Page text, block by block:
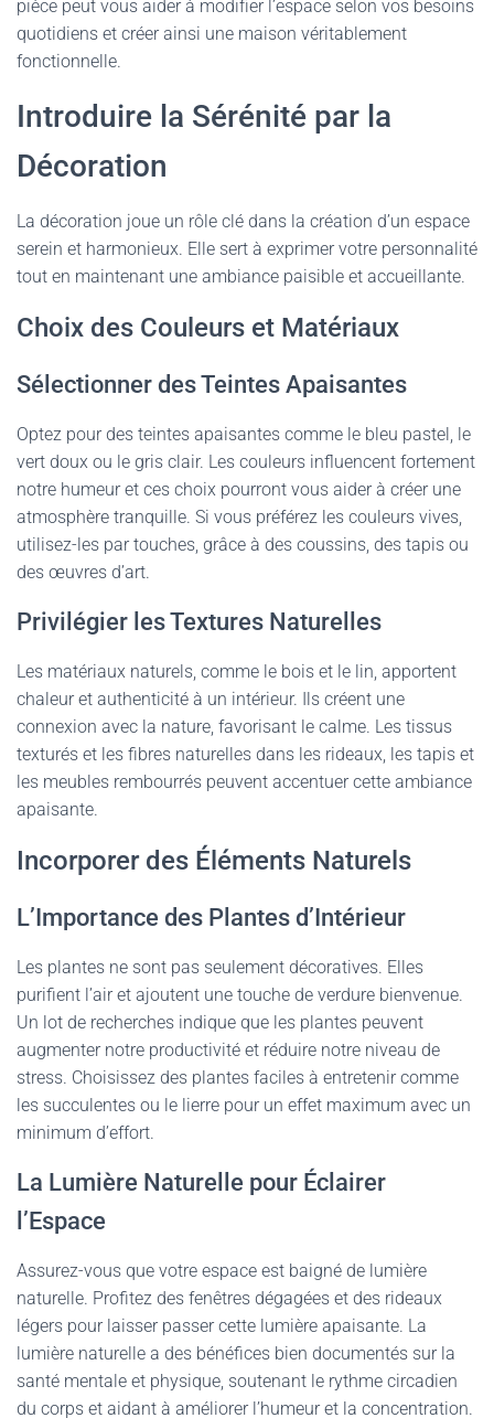
pièce peut vous aider à modifier l’espace selon vos besoins
quotidiens et créer ainsi une maison véritablement
fonctionnelle.
Introduire la Sérénité par la
Décoration
La décoration joue un rôle clé dans la création d’un espace
serein et harmonieux. Elle sert à exprimer votre personnalité
tout en maintenant une ambiance paisible et accueillante.
Choix des Couleurs et Matériaux
Sélectionner des Teintes Apaisantes
Optez pour des teintes apaisantes comme le bleu pastel, le
vert doux ou le gris clair. Les couleurs influencent fortement
notre humeur et ces choix pourront vous aider à créer une
atmosphère tranquille. Si vous préférez les couleurs vives,
utilisez-les par touches, grâce à des coussins, des tapis ou
des œuvres d’art.
Privilégier les Textures Naturelles
Les matériaux naturels, comme le bois et le lin, apportent
chaleur et authenticité à un intérieur. Ils créent une
connexion avec la nature, favorisant le calme. Les tissus
texturés et les fibres naturelles dans les rideaux, les tapis et
les meubles rembourrés peuvent accentuer cette ambiance
apaisante.
Incorporer des Éléments Naturels
L’Importance des Plantes d’Intérieur
Les plantes ne sont pas seulement décoratives. Elles
purifient l’air et ajoutent une touche de verdure bienvenue.
Un lot de recherches indique que les plantes peuvent
augmenter notre productivité et réduire notre niveau de
stress. Choisissez des plantes faciles à entretenir comme
les succulentes ou le lierre pour un effet maximum avec un
minimum d’effort.
La Lumière Naturelle pour Éclairer
l’Espace
Assurez-vous que votre espace est baigné de lumière
naturelle. Profitez des fenêtres dégagées et des rideaux
légers pour laisser passer cette lumière apaisante. La
lumière naturelle a des bénéfices bien documentés sur la
santé mentale et physique, soutenant le rythme circadien
du corps et aidant à améliorer l’humeur et la concentration.